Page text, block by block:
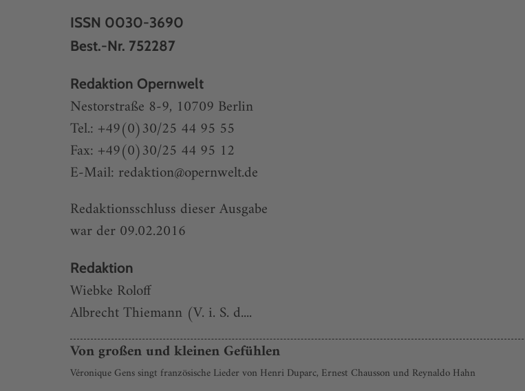
ISSN 0030-3690
Best.-Nr. 752287
Redaktion Opernwelt
Nestorstraße 8-9, 10709 Berlin
Tel.: +49(0)30/25 44 95 55
Fax: +49(0)30/25 44 95 12
E-Mail: redaktion@opernwelt.de
Redaktionsschluss dieser Ausgabe
war der 09.02.2016
Redaktion
Wiebke Roloff
Albrecht Thiemann (V. i. S. d....
Von großen und kleinen Gefühlen
Véronique Gens singt französische Lieder von Henri Duparc, Ernest Chausson und Reynaldo Hahn